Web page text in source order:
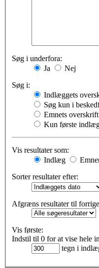
Søg i underfora:
Ja
Nej
Søg i:
Indlæggets
Søg kun i
Emnets overskrift
Kun første
Vis resultater som:
Indlæg
Sorter resultater efter:
Afgræns resultater til
Vis første:
Indstil til 0 for at vise hele
tegn i